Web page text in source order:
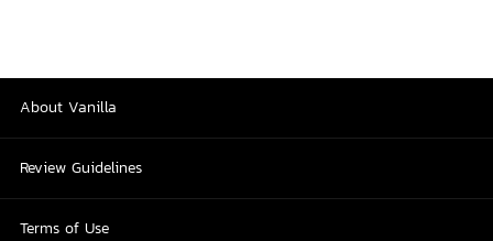
About Vanilla
Review Guidelines
Terms of Use